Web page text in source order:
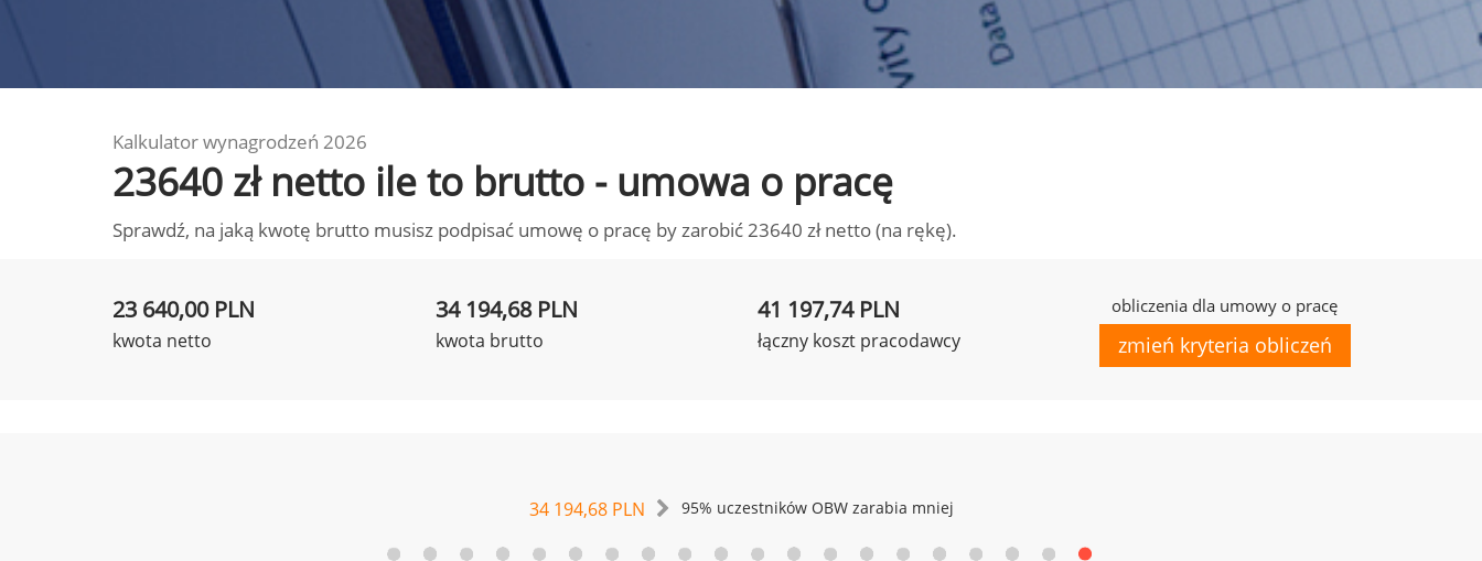
Kalkulator wynagrodzeń 2026
23640 zł netto ile to brutto - umowa o pracę
Sprawdź, na jaką kwotę brutto musisz podpisać umowę o pracę by zarobić 23640 zł netto (na rękę).
23 640,00 PLN
kwota netto
34 194,68 PLN
kwota brutto
41 197,74 PLN
łączny koszt pracodawcy
obliczenia dla umowy o pracę
zmień kryteria obliczeń
34 194,68 PLN 95% uczestników OBW zarabia mniej